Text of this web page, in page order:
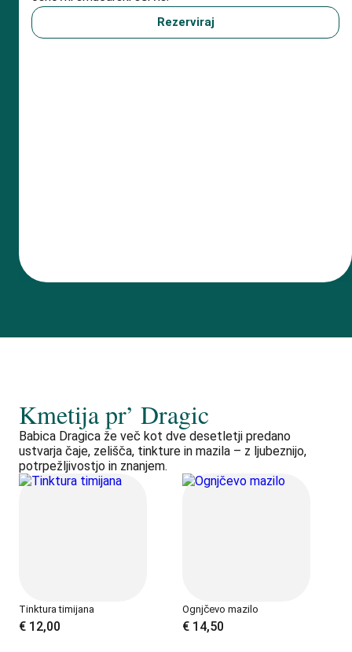
Rezerviraj
Kmetija pr’ Dragic
Babica Dragica že več kot dve desetletji predano
ustvarja čaje, zelišča, tinkture in mazila – z ljubeznijo,
potrpežljivostjo in znanjem.
Tinktura timijana
€ 12,00
Ognjčevo mazilo
€ 14,50